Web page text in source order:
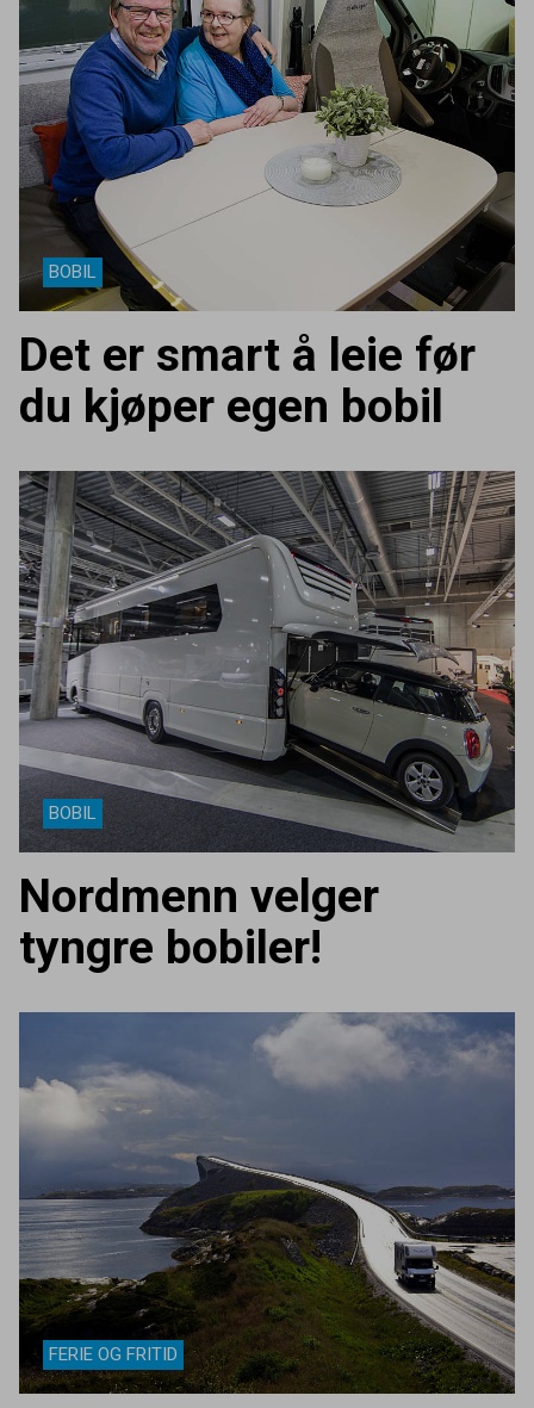
BOBIL
Det er smart å leie før
du kjøper egen bobil
BOBIL
Nordmenn velger
tyngre bobiler!
FERIE OG FRITID